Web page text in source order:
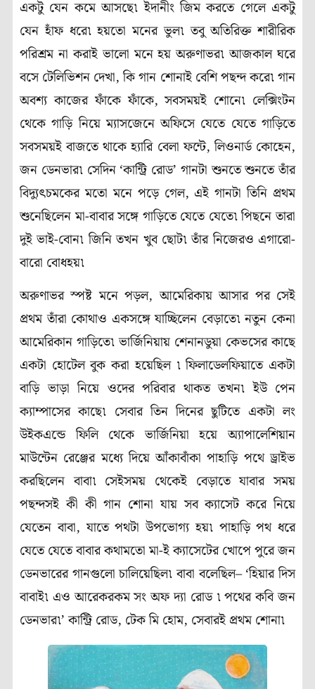
একটু যেন কমে আসছে৷ ইদানীং জিম করতে গেলে একটু
যেন হাঁফ ধরে৷ হয়তো মনের ভুল৷ তবু অতিরিক্ত শারীরিক
পরিশ্রম না করাই ভালো মনে হয় অরুণাভর৷ আজকাল ঘরে
বসে টেলিভিশন দেখা, কি গান শোনাই বেশি পছন্দ করে৷ গান
অবশ্য কাজের ফাঁকে ফাঁকে, সবসময়ই শোনে৷ লেক্সিংটন
থেকে গাড়ি নিয়ে ম্যাসজেনে অফিসে যেতে যেতে গাড়িতে
সবসময়ই বাজতে থাকে হ্যারি বেলা ফন্টে, লিওনার্ড কোহেন,
জন ডেনভার৷ সেদিন ‘কান্ট্রি রোড’ গানটা শুনতে শুনতে তাঁর
বিদ্যুৎচমকের মতো মনে পড়ে গেল, এই গানটা তিনি প্রথম
শুনেছিলেন মা-বাবার সঙ্গে গাড়িতে যেতে যেতে৷ পিছনে তারা
দুই ভাই-বোন৷ জিনি তখন খুব ছোট৷ তাঁর নিজেরও এগারো-
বারো বোধহয়৷
অরুণাভর স্পষ্ট মনে পড়ল, আমেরিকায় আসার পর সেই
প্রথম তাঁরা কোথাও একসঙ্গে যাচ্ছিলেন বেড়াতে৷ নতুন কেনা
আমেরিকান গাড়িতে৷ ভার্জিনিয়ায় শেনানডুয়া কেভসের কাছে
একটা হোটেল বুক করা হয়েছিল ৷ ফিলাডেলফিয়াতে একটা
বাড়ি ভাড়া নিয়ে ওদের পরিবার থাকত তখন৷ ইউ পেন
ক্যাম্পাসের কাছে৷ সেবার তিন দিনের ছুটিতে একটা লং
উইকএন্ডে ফিলি থেকে ভার্জিনিয়া হয়ে অ্যাপালেশিয়ান
মাউন্টেন রেঞ্জের মধ্যে দিয়ে আঁকাবাঁকা পাহাড়ি পথে ড্রাইভ
করছিলেন বাবা৷ সেইসময় থেকেই বেড়াতে যাবার সময়
পছন্দসই কী কী গান শোনা যায় সব ক্যাসেট করে নিয়ে
যেতেন বাবা, যাতে পথটা উপভোগ্য হয়৷ পাহাড়ি পথ ধরে
যেতে যেতে বাবার কথামতো মা-ই ক্যাসেটের খোপে পুরে জন
ডেনভারের গানগুলো চালিয়েছিল৷ বাবা বলেছিল– ‘হিয়ার দিস
বাবাই৷ এও আরেকরকম সং অফ দ্যা রোড ৷ পথের কবি জন
ডেনভার৷’ কান্ট্রি রোড, টেক মি হোম, সেবারই প্রথম শোনা৷